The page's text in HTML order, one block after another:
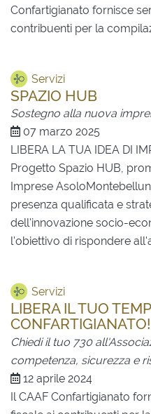
Confartigianato fornisce
contribuenti per la
Servizi
SPAZIO HUB
Sostegno alla nuova
07 marzo 2025
LIBERA LA TUA IDEA DI
Progetto Spazio HUB,
Imprese
presenza qualificata e
dell'innovazione socio-
l'obiettivo di rispondere
Servizi
LIBERA IL TUO
CONFARTIGIANATO!
Chiedi il tuo 730
competenza, sicurezza e
12 aprile 2024
Il CAAF Confartigianato